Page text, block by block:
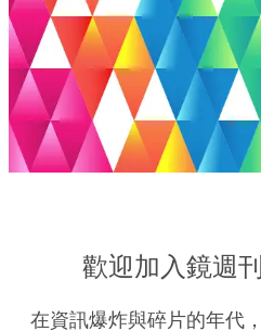
歡迎加入鏡週
在資訊爆炸與碎片的年代